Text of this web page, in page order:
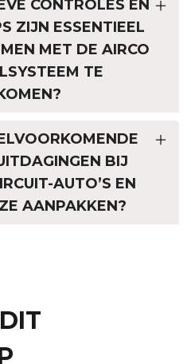
CONTROLES EN
ZIJN ESSENTIEEL
MET DE AIRCO
TE
BIJ
AUTO’S EN
AANPAKKEN?